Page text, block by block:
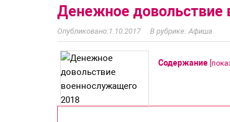
Денежное довольствие
1.10.2017 Афиша
Содержание [